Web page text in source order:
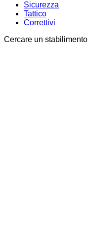
Sicurezza
Tattico
Correttivi
Cercare un stabilimento